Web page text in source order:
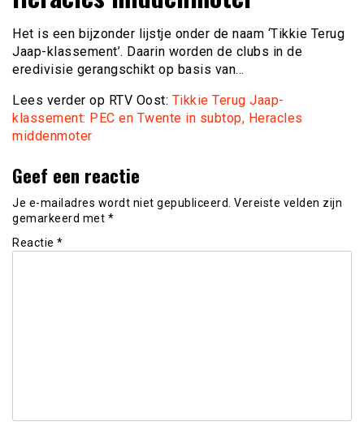
Het is een bijzonder lijstje onder de naam ‘Tikkie Terug
Jaap-klassement’. Daarin worden de clubs in de
eredivisie gerangschikt op basis van…
Lees verder op RTV Oost: Tikkie Terug Jaap-
klassement: PEC en Twente in subtop, Heracles
middenmoter
Geef een reactie
Je e-mailadres wordt niet gepubliceerd. Vereiste velden zijn
gemarkeerd met *
Reactie *